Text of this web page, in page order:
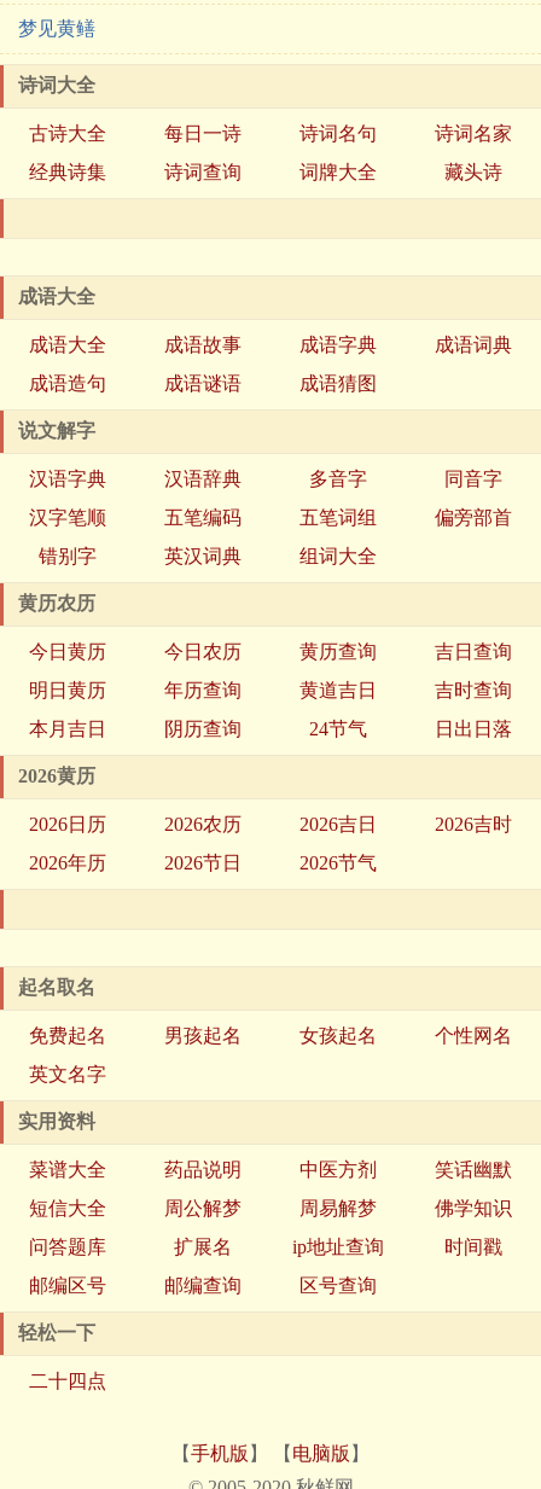
梦见黄鳝
诗词大全
古诗大全 每日一诗 诗词名句
诗词名家
经典诗集
诗词查询 词牌大全 藏头诗
成语大全
成语大全 成语故事 成语字典
成语词典
成语造句
成语谜语 成语猜图
说文解字
汉语字典 汉语辞典 多音字
同音字
汉字笔顺
五笔编码 五笔词组
偏旁部首
错别字
英汉词典 组词大全
黄历农历
今日黄历 今日农历 黄历查询
吉日查询
明日黄历
年历查询 黄道吉日
吉时查询
本月吉日
阴历查询 24节气 日出日落
2026黄历
2026日历 2026农历 2026吉日
2026吉时
2026年历
2026节日 2026节气
起名取名
免费起名 男孩起名 女孩起名
个性网名
英文名字
实用资料
菜谱大全 药品说明 中医方剂
笑话幽默
短信大全
周公解梦 周易解梦
佛学知识
问答题库
扩展名 ip地址查询
时间戳
邮编区号
邮编查询 区号查询
轻松一下
二十四点
【手机版 】 【 电脑版 】